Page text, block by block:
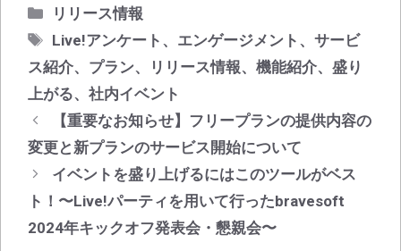
カ
テ
ゴ
リ
ー
リリース情報
タ
グ
Live!アンケート 、 エンゲージメント 、サービ
ス紹介、 プラン、 リリース情報、 機能紹介、 盛り
上がる、 社内イベント
投
稿
ゲ
ー
【重要なお知らせ】フリープランの提供内容の
変更と新プランのサービス開始について
イベントを盛り上げるにはこのツールがベス
ト！〜Live!パーティを用いて行ったbravesoft
2024年キックオフ発表会・懇親会〜